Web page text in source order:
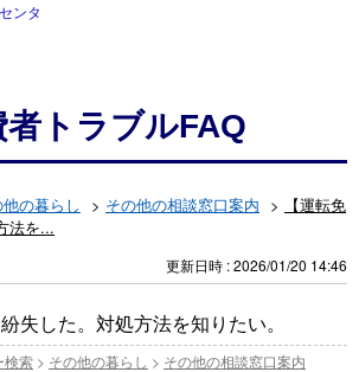
者トラブルFAQ
の暮らし > その他の相談窓口案内 >
【運転免
法を...
更新日時 : 2026/01/20 14:46
失した。対処方法を知りたい。
検索 > その他の暮らし > その他の相談窓口案内